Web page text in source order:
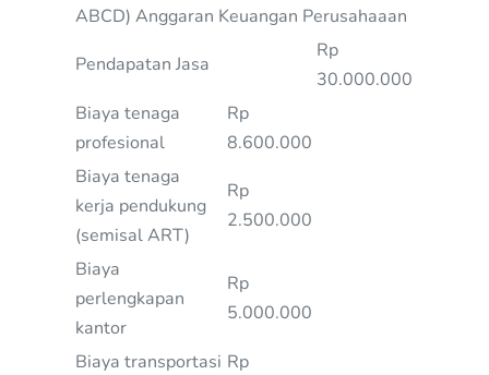
ABCD) Anggaran Keuangan Perusahaaan
Pendapatan Jasa
Rp
30.000.000
Biaya tenaga
profesional
Rp
8.600.000
Biaya tenaga
kerja pendukung
(semisal ART)
Rp
2.500.000
Biaya
perlengkapan
kantor
Rp
5.000.000
Biaya transportasi Rp